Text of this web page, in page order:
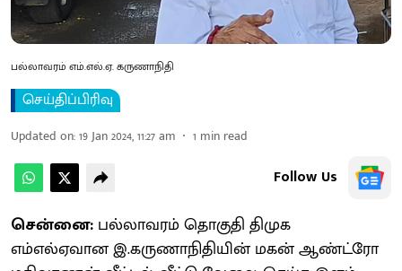
பல்லாவரம் எம்.எல்.ஏ. கருணாநிதி
செய்திப்பிரிவு
Updated on:19 Jan 2024, 11:27 am 1 min read
Follow Us
சென்னை: பல்லாவரம் தொகுதி திமுக
எம்எல்ஏவான இ.கருணாநிதியின் மகன் ஆண்ட்ரோ